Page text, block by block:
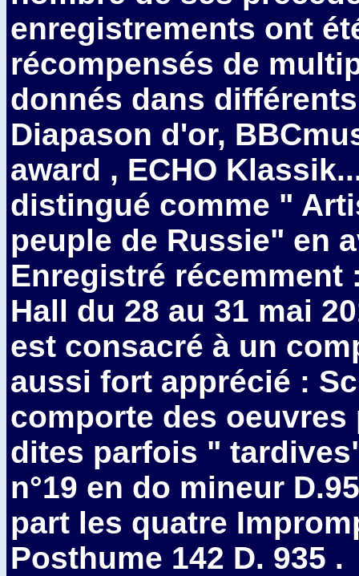
enregistrements ont
récompensés de
donnés dans
Diapason d'or,
award , ECHO
distingué comme "
peuple de Russie" en
Enregistré récemment
Hall du 28 au 31 mai
est consacré à un
aussi fort apprécié :
comporte des oeuvres
dites parfois "
n°19 en do mineur
part les quatre
Posthume 142 D. 935 .